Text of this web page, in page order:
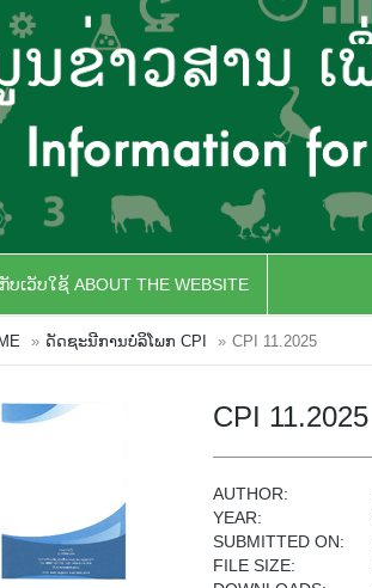
ບເວັບໃຊ້ ABOUT THE WEBSITE
ດັດຊະນີການບໍລິໂພກ CPI CPI 11.2025
CPI 11.2025
AUTHOR:
YEAR:
SUBMITTED ON:
FILE SIZE: